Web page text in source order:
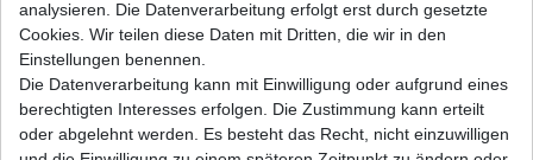
UVP 44,11 € 30,19 € *
*inkl. ges. MwSt.
analysieren. Die Datenverarbeitung erfolgt erst durch gesetzte
Cookies. Wir teilen diese Daten mit Dritten, die wir in den
Einstellungen benennen.
Die Datenverarbeitung kann mit Einwilligung oder aufgrund eines
berechtigten Interesses erfolgen. Die Zustimmung kann erteilt
oder abgelehnt werden. Es besteht das Recht, nicht einzuwilligen